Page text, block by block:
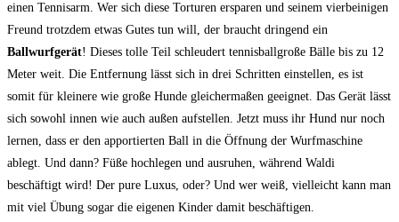
einen Tennisarm. Wer sich diese Torturen ersparen und seinem vierbeinigen
Freund trotzdem etwas Gutes tun will, der braucht dringend ein
Ballwurfgerät! Dieses tolle Teil schleudert tennisballgroße Bälle bis zu 12
Meter weit. Die Entfernung lässt sich in drei Schritten einstellen, es ist
somit für kleinere wie große Hunde gleichermaßen geeignet. Das Gerät lässt
sich sowohl innen wie auch außen aufstellen. Jetzt muss ihr Hund nur noch
lernen, dass er den apportierten Ball in die Öffnung der Wurfmaschine
ablegt. Und dann? Füße hochlegen und ausruhen, während Waldi
beschäftigt wird! Der pure Luxus, oder? Und wer weiß, vielleicht kann man
mit viel Übung sogar die eigenen Kinder damit beschäftigen.